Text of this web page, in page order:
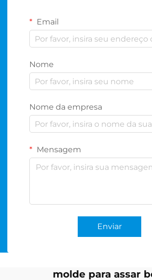
Email
Nome
Nome da empresa
Mensagem
Enviar
molde para assar